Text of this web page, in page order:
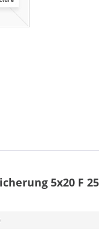
5x20 F